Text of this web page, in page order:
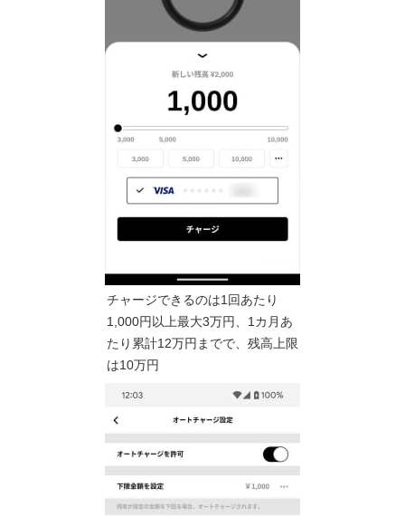
チャージできるのは1回あたり
1,000円以上最大3万円、1カ月あ
たり累計12万円までで、残高上限
は10万円